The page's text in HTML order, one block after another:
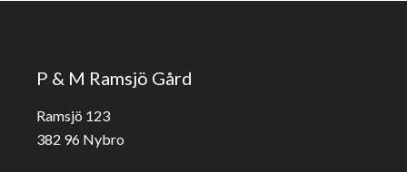
P & M Ramsjö Gård
Ramsjö 123
382 96 Nybro